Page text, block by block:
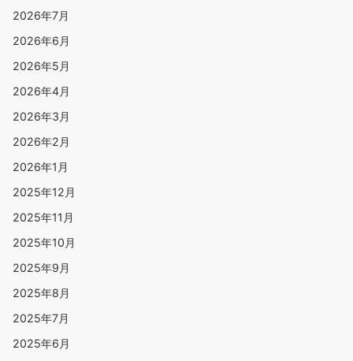
2026年7月
2026年6月
2026年5月
2026年4月
2026年3月
2026年2月
2026年1月
2025年12月
2025年11月
2025年10月
2025年9月
2025年8月
2025年7月
2025年6月